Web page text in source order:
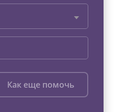
Как еще помочь